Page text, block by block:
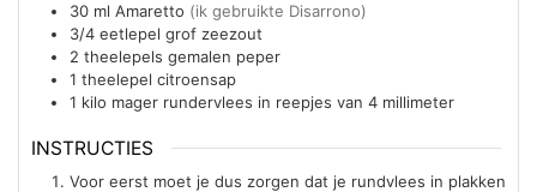
30 ml Amaretto (ik gebruikte Disarrono)
3/4 eetlepel grof zeezout
2 theelepels gemalen peper
1 theelepel citroensap
1 kilo mager rundervlees in reepjes van 4 millimeter
INSTRUCTIES
Voor eerst moet je dus zorgen dat je rundvlees in plakken